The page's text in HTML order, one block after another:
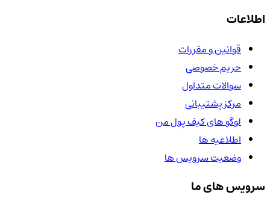
اطلاعات
قوانین و مقررات
حریم خصوصی
سوالات متداول
مرکز پشتیبانی
لوگو های کیف پول من
اطلاعیه ها
وضعیت سرویس ها
سرویس های ما